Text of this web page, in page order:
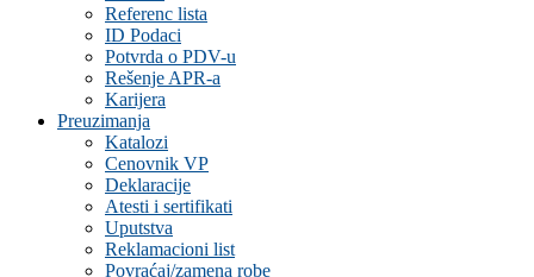
Referenc lista
ID Podaci
Potvrda o PDV-u
Rešenje APR-a
Karijera
Preuzimanja
Katalozi
Cenovnik VP
Deklaracije
Atesti i sertifikati
Uputstva
Reklamacioni list
Povraćaj/zamena robe